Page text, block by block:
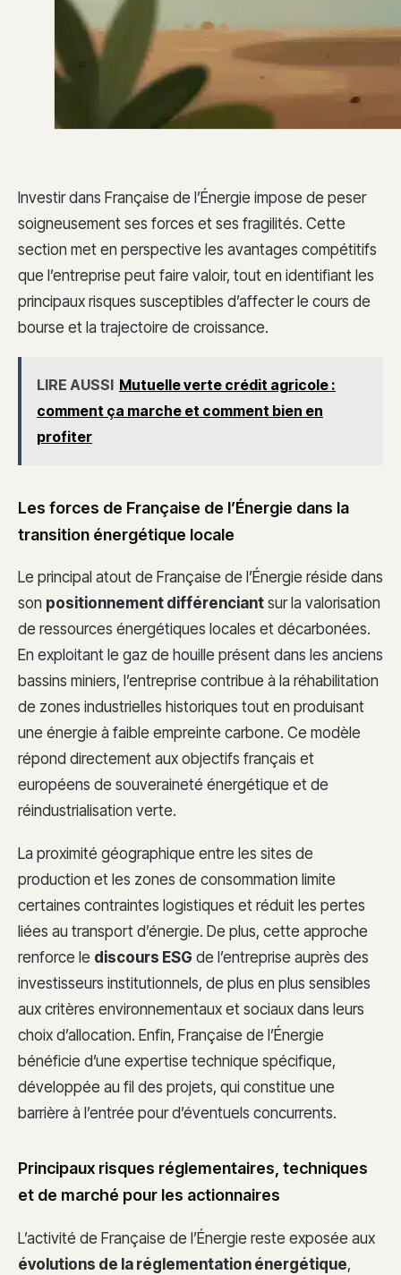
Investir dans Française de l’Énergie impose de peser
soigneusement ses forces et ses fragilités. Cette
section met en perspective les avantages compétitifs
que l’entreprise peut faire valoir, tout en identifiant les
principaux risques susceptibles d’affecter le cours de
bourse et la trajectoire de croissance.
LIRE AUSSI Mutuelle verte crédit agricole :
comment ça marche et comment bien en
profiter
Les forces de Française de l’Énergie dans la
transition énergétique locale
Le principal atout de Française de l’Énergie réside dans
son positionnement différenciant sur la valorisation
de ressources énergétiques locales et décarbonées.
En exploitant le gaz de houille présent dans les anciens
bassins miniers, l’entreprise contribue à la réhabilitation
de zones industrielles historiques tout en produisant
une énergie à faible empreinte carbone. Ce modèle
répond directement aux objectifs français et
européens de souveraineté énergétique et de
réindustrialisation verte.
La proximité géographique entre les sites de
production et les zones de consommation limite
certaines contraintes logistiques et réduit les pertes
liées au transport d’énergie. De plus, cette approche
renforce le discours ESG de l’entreprise auprès des
investisseurs institutionnels, de plus en plus sensibles
aux critères environnementaux et sociaux dans leurs
choix d’allocation. Enfin, Française de l’Énergie
bénéficie d’une expertise technique spécifique,
développée au fil des projets, qui constitue une
barrière à l’entrée pour d’éventuels concurrents.
Principaux risques réglementaires, techniques
et de marché pour les actionnaires
L’activité de Française de l’Énergie reste exposée aux
évolutions de la réglementation énergétique,